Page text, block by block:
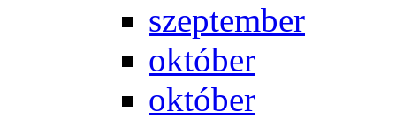
szep­tem­ber
ok­tó­ber
ok­tó­ber